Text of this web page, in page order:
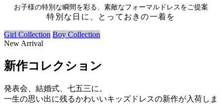
お子様の特別な瞬間を彩る、素敵なフォーマルドレスをご提案
特別な日に、とっておきの一着を
Girl Collection Boy Collection
New Arrival
新作コレクション
発表会、結婚式、七五三に。
一生の思い出に残るかわいいキッズドレスの新作が入荷しま